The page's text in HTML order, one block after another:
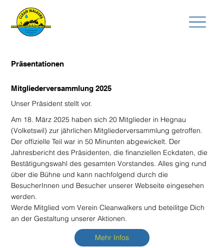
Präsentationen
Mitgliederversammlung 2025
Unser Präsident stellt vor.
Am 18. März 2025 haben sich 20 Mitglieder in Hegnau
(Volketswil) zur jährlichen Mitgliederversammlung getroffen.
Der offizielle Teil war in 50 Minunten abgewickelt. Der
Jahresbericht des Präsidenten, die finanziellen Eckdaten, die
Bestätigungswahl des gesamten Vorstandes. Alles ging rund
über die Bühne und kann nachfolgend durch die
BesucherInnen und Besucher unserer Webseite eingesehen
werden.
Werde Mitglied vom Verein Cleanwalkers und beteilitge Dich
an der Gestaltung unserer Aktionen.
Mehr Infos